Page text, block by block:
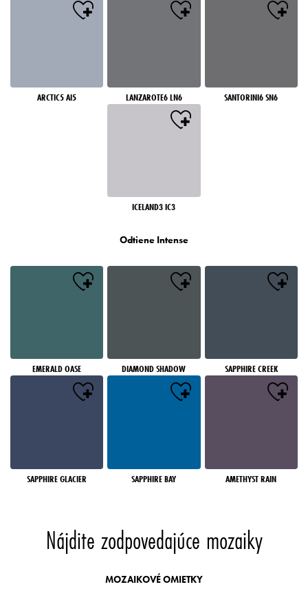
ARCTIC5 AI5 LANZAROTE6 LN6 SANTORINI6 SN6
ICELAND3 IC3
Odtiene Intense
EMERALD OASE DIAMOND SHADOW SAPPHIRE CREEK
SAPPHIRE GLACIER SAPPHIRE BAY AMETHYST RAIN
Nájdite zodpovedajúce mozaiky
MOZAIKOVÉ OMIETKY